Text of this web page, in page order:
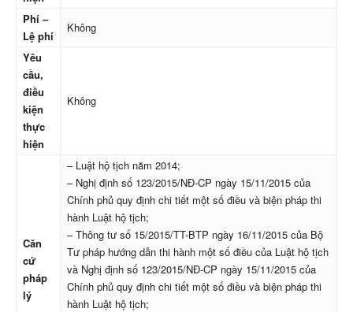
Phí –
Lệ phí
Không
Yêu
cầu,
điều
kiện
thực
hiện
Không
Căn
cứ
pháp
lý
– Luật hộ tịch năm 2014;
– Nghị định số 123/2015/NĐ-CP ngày 15/11/2015 của
Chính phủ quy định chi tiết một số điều và biện pháp thi
hành Luật hộ tịch;
– Thông tư số 15/2015/TT-BTP ngày 16/11/2015 của Bộ
Tư pháp hướng dẫn thi hành một số điều của Luật hộ tịch
và Nghị định số 123/2015/NĐ-CP ngày 15/11/2015 của
Chính phủ quy định chi tiết một số điều và biện pháp thi
hành Luật hộ tịch;